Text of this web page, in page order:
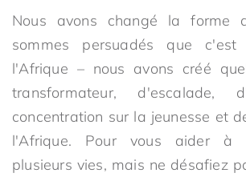
Nous avons changé la forme
sommes persuadés que
l'Afrique – nous avons créé
transformateur, d'escalade,
concentration sur la jeunesse et
l'Afrique. Pour vous aider à
plusieurs vies, mais ne désafiez